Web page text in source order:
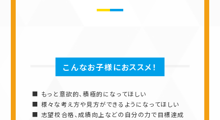
こんなお子様におススメ！
もっと意欲的、積極的になってほしい
様々な考え方や見方ができるようになってほしい
志望校合格、成績向上などの自分の力で目標達成